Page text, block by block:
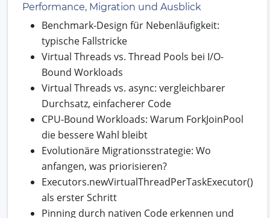
Performance, Migration und Ausblick
Benchmark-Design für Nebenläufigkeit:
typische Fallstricke
Virtual Threads vs. Thread Pools bei I/O-
Bound Workloads
Virtual Threads vs. async: vergleichbarer
Durchsatz, einfacherer Code
CPU-Bound Workloads: Warum ForkJoinPool
die bessere Wahl bleibt
Evolutionäre Migrationsstrategie: Wo
anfangen, was priorisieren?
Executors.newVirtualThreadPerTaskExecutor()
als erster Schritt
Pinning durch nativen Code erkennen und